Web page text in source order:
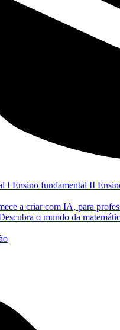
I Ensino fundamental II
a criar com IA, para
o mundo da